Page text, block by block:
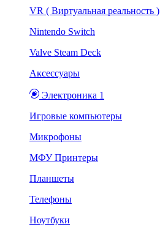
VR ( Виртуальная реальность )
Nintendo Switch
Valve Steam Deck
Аксессуары
Электроника 1
Игровые компьютеры
Микрофоны
МФУ Принтеры
Планшеты
Телефоны
Ноутбуки